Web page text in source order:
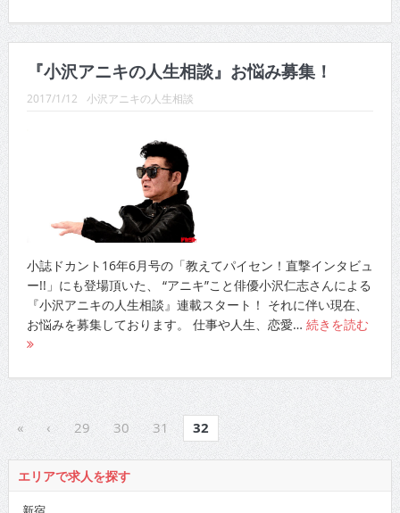
『小沢アニキの人生相談』お悩み募集！
2017/1/12 小沢アニキの人生相談
小誌ドカント16年6月号の「教えてパイセン！直撃インタビュ
ー!!」にも登場頂いた、 “アニキ”こと俳優小沢仁志さんによる
『小沢アニキの人生相談』連載スタート！ それに伴い現在、
お悩みを募集しております。 仕事や人生、恋愛… 続きを読む
« ‹ 29 30 31 32
エリアで求人を探す